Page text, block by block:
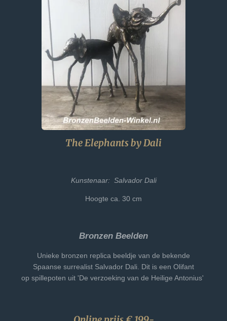
The Elephants by Dali
Kunstenaar: Salvador Dali
Hoogte ca. 30 cm
Bronzen Beelden
Unieke bronzen replica beeldje van de bekende
Spaanse surrealist Salvador Dali. Dit is een Olifant
op spillepoten uit 'De verzoeking van de Heilige Antonius'